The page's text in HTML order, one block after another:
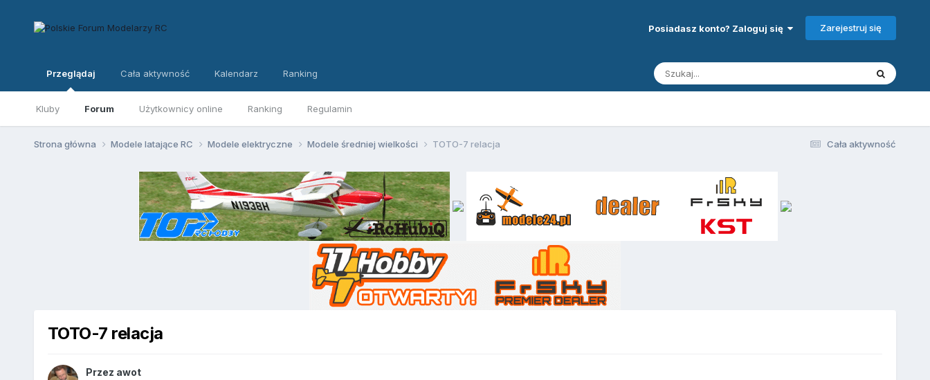
Posiadasz konto? Zaloguj się Zarejestruj się
Przeglądaj
Kluby Forum Użytkownicy online Ranking Regulamin
Cała aktywność Kalendarz Ranking
Cała aktywność
Strona główna Modele latające RC Modele elektryczne Modele średniej wielkości TOTO-7 relacja
TOTO-7 relacja
Przez awot